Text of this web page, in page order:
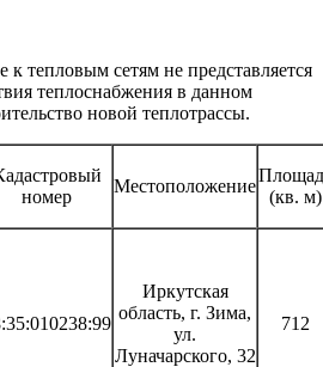
тепловым сетям не представляется
теплоснабжения в данном
новой теплотрассы.
номер
Местоположение
(кв. м)
Иркутская
область, г. Зима,
ул.
Луначарского, 32
712